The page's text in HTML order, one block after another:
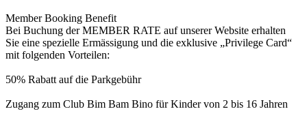
Member Booking Benefit
Bei Buchung der MEMBER RATE auf unserer Website erhalten
Sie eine spezielle Ermässigung und die exklusive „Privilege Card“
mit folgenden Vorteilen:
50% Rabatt auf die Parkgebühr
Zugang zum Club Bim Bam Bino für Kinder von 2 bis 16 Jahren